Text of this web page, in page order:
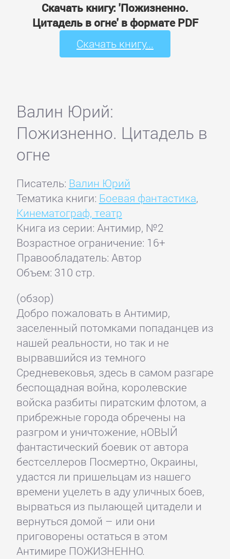
Скачать книгу: 'Пожизненно.
Цитадель в огне' в формате PDF
Скачать книгу...
Валин Юрий:
Пожизненно. Цитадель в
огне
Писатель: Валин Юрий
Тематика книги: Боевая фантастика,
Кинематограф, театр
Книга из серии: Антимир, №2
Возрастное ограничение: 16+
Правообладатель: Автор
Объем: 310 стр.
(обзор)
Добро пожаловать в Антимир,
заселенный потомками попаданцев из
нашей реальности, но так и не
вырвавшийся из темного
Средневековья, здесь в самом разгаре
беспощадная война, королевские
войска разбиты пиратским флотом, а
прибрежные города обречены на
разгром и уничтожение, нОВЫЙ
фантастический боевик от автора
бестселлеров Посмертно, Окраины,
удастся ли пришельцам из нашего
времени уцелеть в аду уличных боев,
вырваться из пылающей цитадели и
вернуться домой – или они
приговорены остаться в этом
Антимире ПОЖИЗНЕННО.